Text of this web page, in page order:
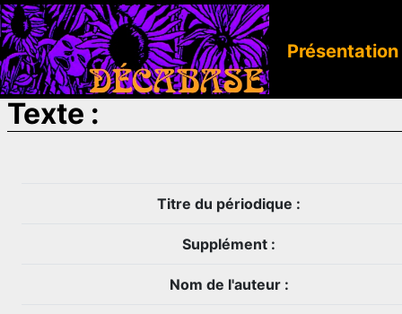
Présentation
Texte :
Titre du périodique :
Supplément :
Nom de l'auteur :